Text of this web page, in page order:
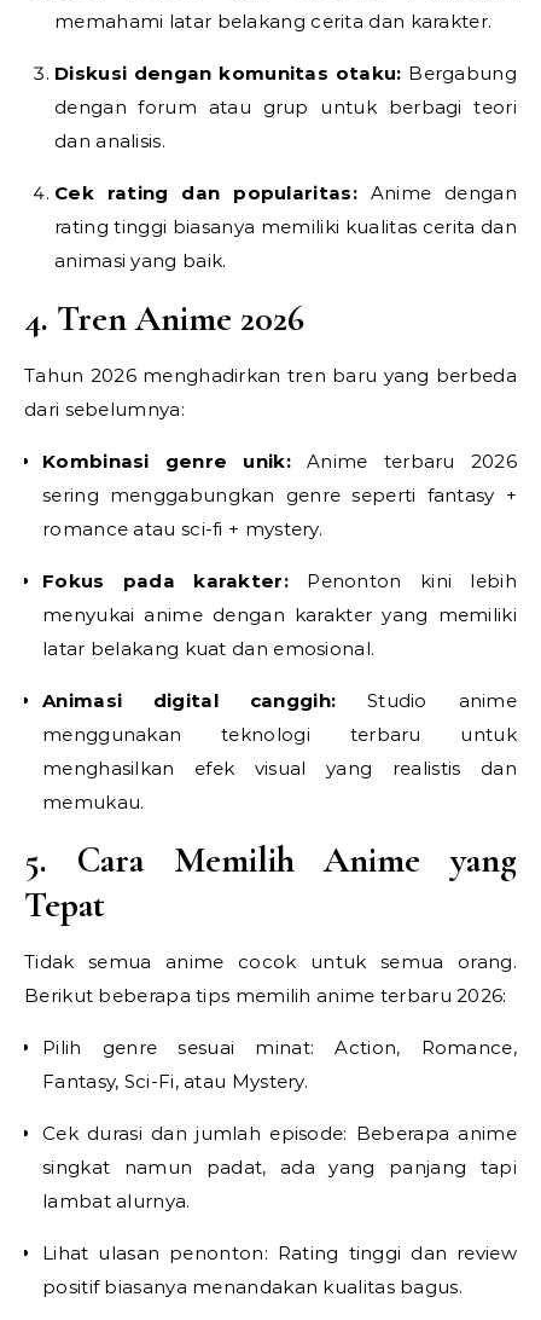
memahami latar belakang cerita dan karakter.
Diskusi dengan komunitas otaku: Bergabung
dengan forum atau grup untuk berbagi teori
dan analisis.
Cek rating dan popularitas:Anime dengan
rating tinggi biasanya memiliki kualitas cerita dan
animasi yang baik.
4. Tren Anime 2026
Tahun 2026 menghadirkan tren baru yang berbeda
dari sebelumnya:
Kombinasi genre unik:Anime terbaru 2026
sering menggabungkan genre seperti fantasy +
romance atau sci-fi + mystery.
Fokus pada karakter: Penonton kini lebih
menyukai anime dengan karakter yang memiliki
latar belakang kuat dan emosional.
Animasi digital canggih: Studio anime
menggunakan teknologi terbaru untuk
menghasilkan efek visual yang realistis dan
memukau.
5. Cara Memilih Anime yang
Tepat
Tidak semua anime cocok untuk semua orang.
Berikut beberapa tips memilih anime terbaru 2026:
Pilih genre sesuai minat: Action, Romance,
Fantasy, Sci-Fi, atau Mystery.
Cek durasi dan jumlah episode: Beberapa anime
singkat namun padat, ada yang panjang tapi
lambat alurnya.
Lihat ulasan penonton: Rating tinggi dan review
positif biasanya menandakan kualitas bagus.